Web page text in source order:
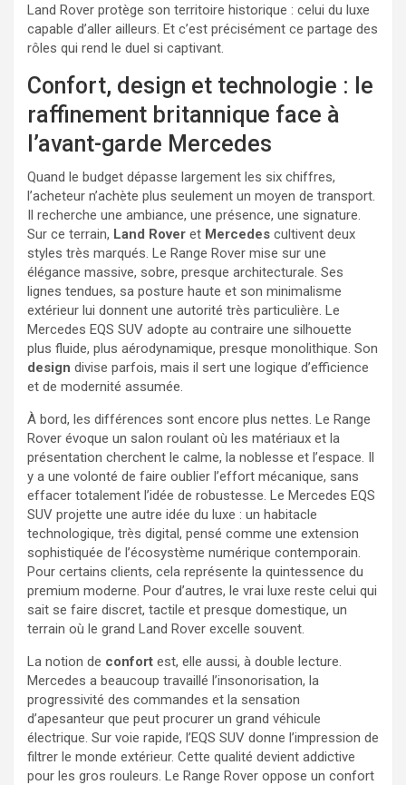
Land Rover protège son territoire historique : celui du luxe
capable d’aller ailleurs. Et c’est précisément ce partage des
rôles qui rend le duel si captivant.
Confort, design et technologie : le
raffinement britannique face à
l’avant-garde Mercedes
Quand le budget dépasse largement les six chiffres,
l’acheteur n’achète plus seulement un moyen de transport.
Il recherche une ambiance, une présence, une signature.
Sur ce terrain, Land Rover et Mercedes cultivent deux
styles très marqués. Le Range Rover mise sur une
élégance massive, sobre, presque architecturale. Ses
lignes tendues, sa posture haute et son minimalisme
extérieur lui donnent une autorité très particulière. Le
Mercedes EQS SUV adopte au contraire une silhouette
plus fluide, plus aérodynamique, presque monolithique. Son
design divise parfois, mais il sert une logique d’efficience
et de modernité assumée.
À bord, les différences sont encore plus nettes. Le Range
Rover évoque un salon roulant où les matériaux et la
présentation cherchent le calme, la noblesse et l’espace. Il
y a une volonté de faire oublier l’effort mécanique, sans
effacer totalement l’idée de robustesse. Le Mercedes EQS
SUV projette une autre idée du luxe : un habitacle
technologique, très digital, pensé comme une extension
sophistiquée de l’écosystème numérique contemporain.
Pour certains clients, cela représente la quintessence du
premium moderne. Pour d’autres, le vrai luxe reste celui qui
sait se faire discret, tactile et presque domestique, un
terrain où le grand Land Rover excelle souvent.
La notion de confort est, elle aussi, à double lecture.
Mercedes a beaucoup travaillé l’insonorisation, la
progressivité des commandes et la sensation
d’apesanteur que peut procurer un grand véhicule
électrique. Sur voie rapide, l’EQS SUV donne l’impression de
filtrer le monde extérieur. Cette qualité devient addictive
pour les gros rouleurs. Le Range Rover oppose un confort